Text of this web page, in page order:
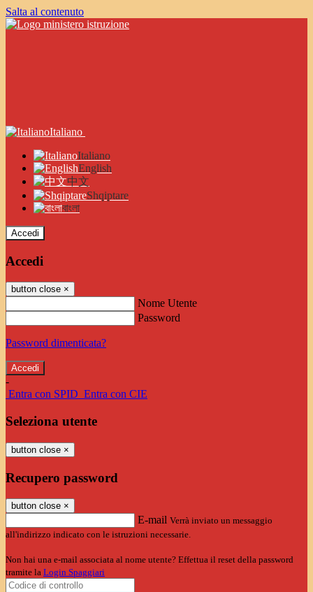
Salta al contenuto
Italiano
Italiano
English
中文
Shqiptare
বাংলা
Accedi
Accedi
button close ×
Nome Utente
Password
Password dimenticata?
-
Entra con SPID Entra con CIE
Seleziona utente
button close ×
Recupero password
button close ×
E-mail Verrà inviato un messaggio
all'indirizzo indicato con le istruzioni necessarie.
Non hai una e-mail associata al nome utente? Effettua il reset della password
tramite la Login Spaggiari